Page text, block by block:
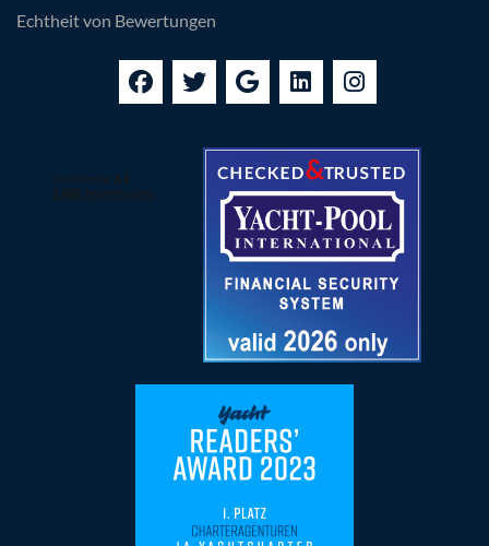
Echtheit von Bewertungen